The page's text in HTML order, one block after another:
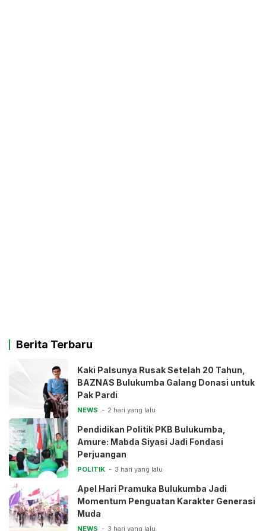
Berita Terbaru
Kaki Palsunya Rusak Setelah 20 Tahun,
BAZNAS Bulukumba Galang Donasi untuk
Pak Pardi
NEWS 2 hari yang lalu
Pendidikan Politik PKB Bulukumba,
Amure: Mabda Siyasi Jadi Fondasi
Perjuangan
POLITIK 3 hari yang lalu
Apel Hari Pramuka Bulukumba Jadi
Momentum Penguatan Karakter Generasi
Muda
NEWS 3 hari yang lalu